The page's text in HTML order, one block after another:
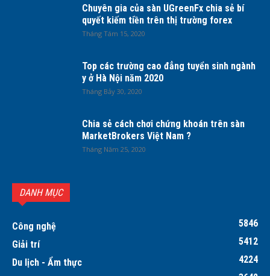
Chuyên gia của sàn UGreenFx chia sẻ bí
quyết kiếm tiền trên thị trường forex
Tháng Tám 15, 2020
Top các trường cao đẳng tuyển sinh ngành
y ở Hà Nội năm 2020
Tháng Bảy 30, 2020
Chia sẻ cách chơi chứng khoán trên sàn
MarketBrokers Việt Nam ?
Tháng Năm 25, 2020
DANH MỤC
Công nghệ
5846
Giải trí
5412
Du lịch - Ẩm thực
4224